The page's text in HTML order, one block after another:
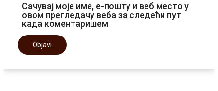
Сачувај моје име, е-пошту и веб место у
овом прегледачу веба за следећи пут
када коментаришем.